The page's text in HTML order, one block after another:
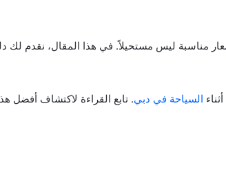
مناسبة ليس مستحيلاً. في هذا المقال، نقدم لك
السياحة في دبي. تابع القراءة لاكتشاف أفضل